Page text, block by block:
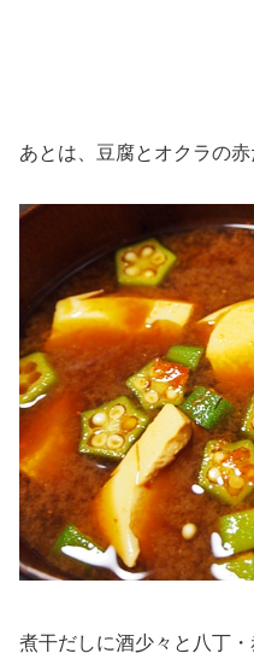
あとは、豆腐とオクラの赤
煮干だしに酒少々と八丁